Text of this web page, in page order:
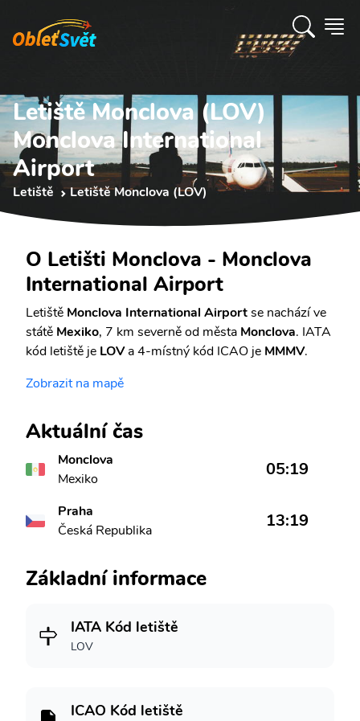
Letiště Monclova (LOV)
Monclova International
Airport
Letiště Letiště Monclova (LOV)
O Letišti Monclova - Monclova
International Airport
Letiště Monclova International Airportse nachází ve
státě Mexiko, 7 km severně od města Monclova. IATA
kód letiště je LOVa 4-místný kód ICAO je MMMV.
Zobrazit na mapě
Aktuální čas
Monclova
Mexiko
05:19
Praha
Česká Republika
13:19
Základní informace
IATA Kód letiště
LOV
ICAO Kód letiště